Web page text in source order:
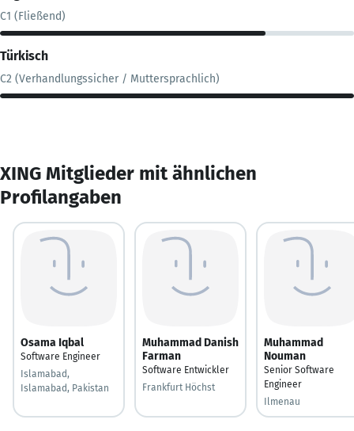
C1 (Fließend)
Türkisch
C2 (Verhandlungssicher / Muttersprachlich)
XING Mitglieder mit ähnlichen
Profilangaben
Osama Iqbal
Software Engineer
Islamabad,
Islamabad, Pakistan
Muhammad Danish
Farman
Software Entwickler
Frankfurt Höchst
Muhammad
Nouman
Senior Software
Engineer
Ilmenau